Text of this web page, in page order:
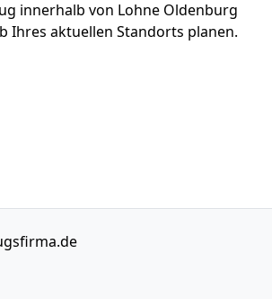
innerhalb von Lohne Oldenburg
Ihres aktuellen Standorts planen.